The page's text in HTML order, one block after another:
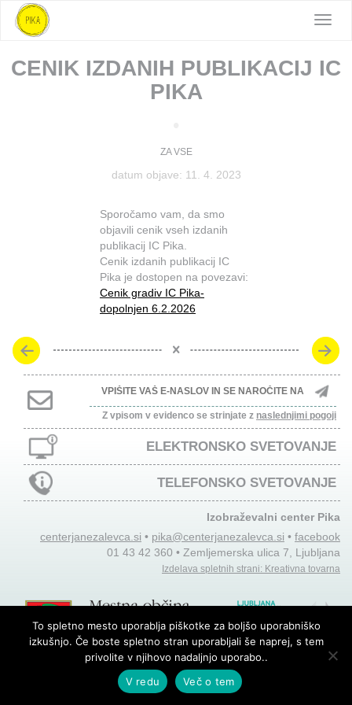
CENIK IZDANIH PUBLIKACIJ IC
PIKA
ZA VSE
datum objave: 11. 4. 2023
Sporočamo vam, da smo
objavili cenik vseh izdanih
publikacij IC Pika.
Cenik izdanih publikacij IC
Pika je dostopen na povezavi:
Cenik gradiv IC Pika-
dopolnjen 6.2.2026
Z vpisom v evidenco se strinjate z naslednjimi pogoji
ELEKTRONSKO SVETOVANJE
TELEFONSKO SVETOVANJE
Izobraževalni center Pika
centerjanezalevca.si • pika@centerjanezalevca.si • facebook
01 43 42 360 • Zemljemerska ulica 7, Ljubljana
Izdelava spletnih strani: Kreativna tovarna
To spletno mesto uporablja piškotke za boljšo uporabniško
izkušnjo. Če boste spletno stran uporabljali še naprej, s tem
privolite v njihovo nadaljnjo uporabo..
V redu
Več o tem